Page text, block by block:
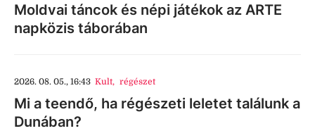
Moldvai táncok és népi játékok az ARTE
napközis táborában
2026. 08. 05., 16:43 Kult, régészet
Mi a teendő, ha régészeti leletet találunk a
Dunában?